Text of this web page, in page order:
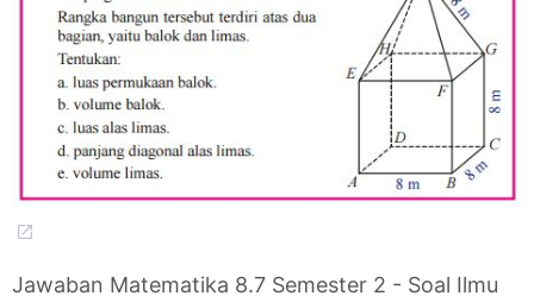
Jawaban Matematika 8.7 Semester 2 - Soal Ilmu